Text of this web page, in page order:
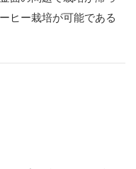
ヒー栽培が可能である